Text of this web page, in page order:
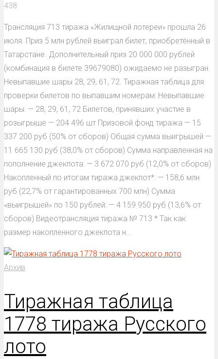
438
Трансляция 713 тиража «Жилищной лотереи» прошла 26
июля. Приз 5 млн рублей выиграл билет, приобретённый в
Татарстане. Дополнительный приз 20 000 000 рублей
(комбинация в билете 39679080) ожидаемо не разыгран.
Невыпавшие шары 28, 29, 61, 72. Тиражная таблица для
проверки билетов по выпавшим номерам: Невыпавшие
шары: — 28, 29, 61, 72 Билетов, принявших участие в
розыгрыше — 204 496 шт Призовой фонд тиража — 15
337 200 руб (50% от сборов) Общая сумма выигрышей —
11 665 130 руб (38,0% от сборов) Сумма направленная на
пополнение джекпота: — 3 672 070 руб (12,0% от сборов)
Накопленный по итогам тиража джекпот*: — 158,6 млн
руб (22,7% от гарантированных 700 млн) Сумма
«выигрышей» по 150 рублей: — 4 159 950 руб (13,6% от
сборов) Видеотрансляция тиража № 713 * Так как
размер накопленного джекпота н...
Архив
Тиражная таблица
1778 тиража Русского
лото